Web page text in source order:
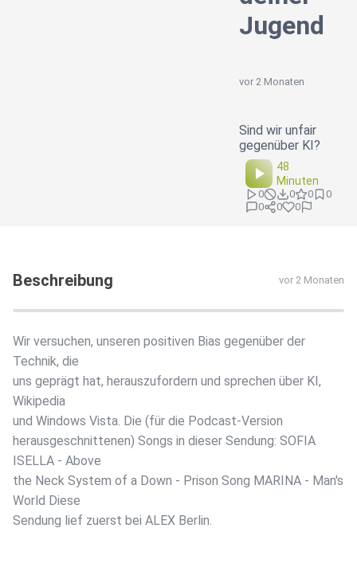
Jugend
vor 2 Monaten
Sind wir unfair
gegenüber KI?
48
Minuten
0 0 0
0
0
0 0
Beschreibung vor 2 Monaten
Wir versuchen, unseren positiven Bias gegenüber der
Technik, die
uns geprägt hat, herauszufordern und sprechen über KI,
Wikipedia
und Windows Vista. Die (für die Podcast-Version
herausgeschnittenen) Songs in dieser Sendung: SOFIA
ISELLA - Above
the Neck System of a Down - Prison Song MARINA - Man's
World Diese
Sendung lief zuerst bei ALEX Berlin.